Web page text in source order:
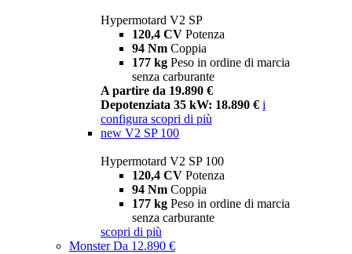
Hypermotard V2 SP
120,4 CV Potenza
94 Nm Coppia
177 kg Peso in ordine di marcia
senza carburante
A partire da 19.890 €
Depotenziata 35 kW: 18.890 € i
configura scopri di più
new V2 SP 100
Hypermotard V2 SP 100
120,4 CV Potenza
94 Nm Coppia
177 kg Peso in ordine di marcia
senza carburante
scopri di più
MonsterDa 12.890 €